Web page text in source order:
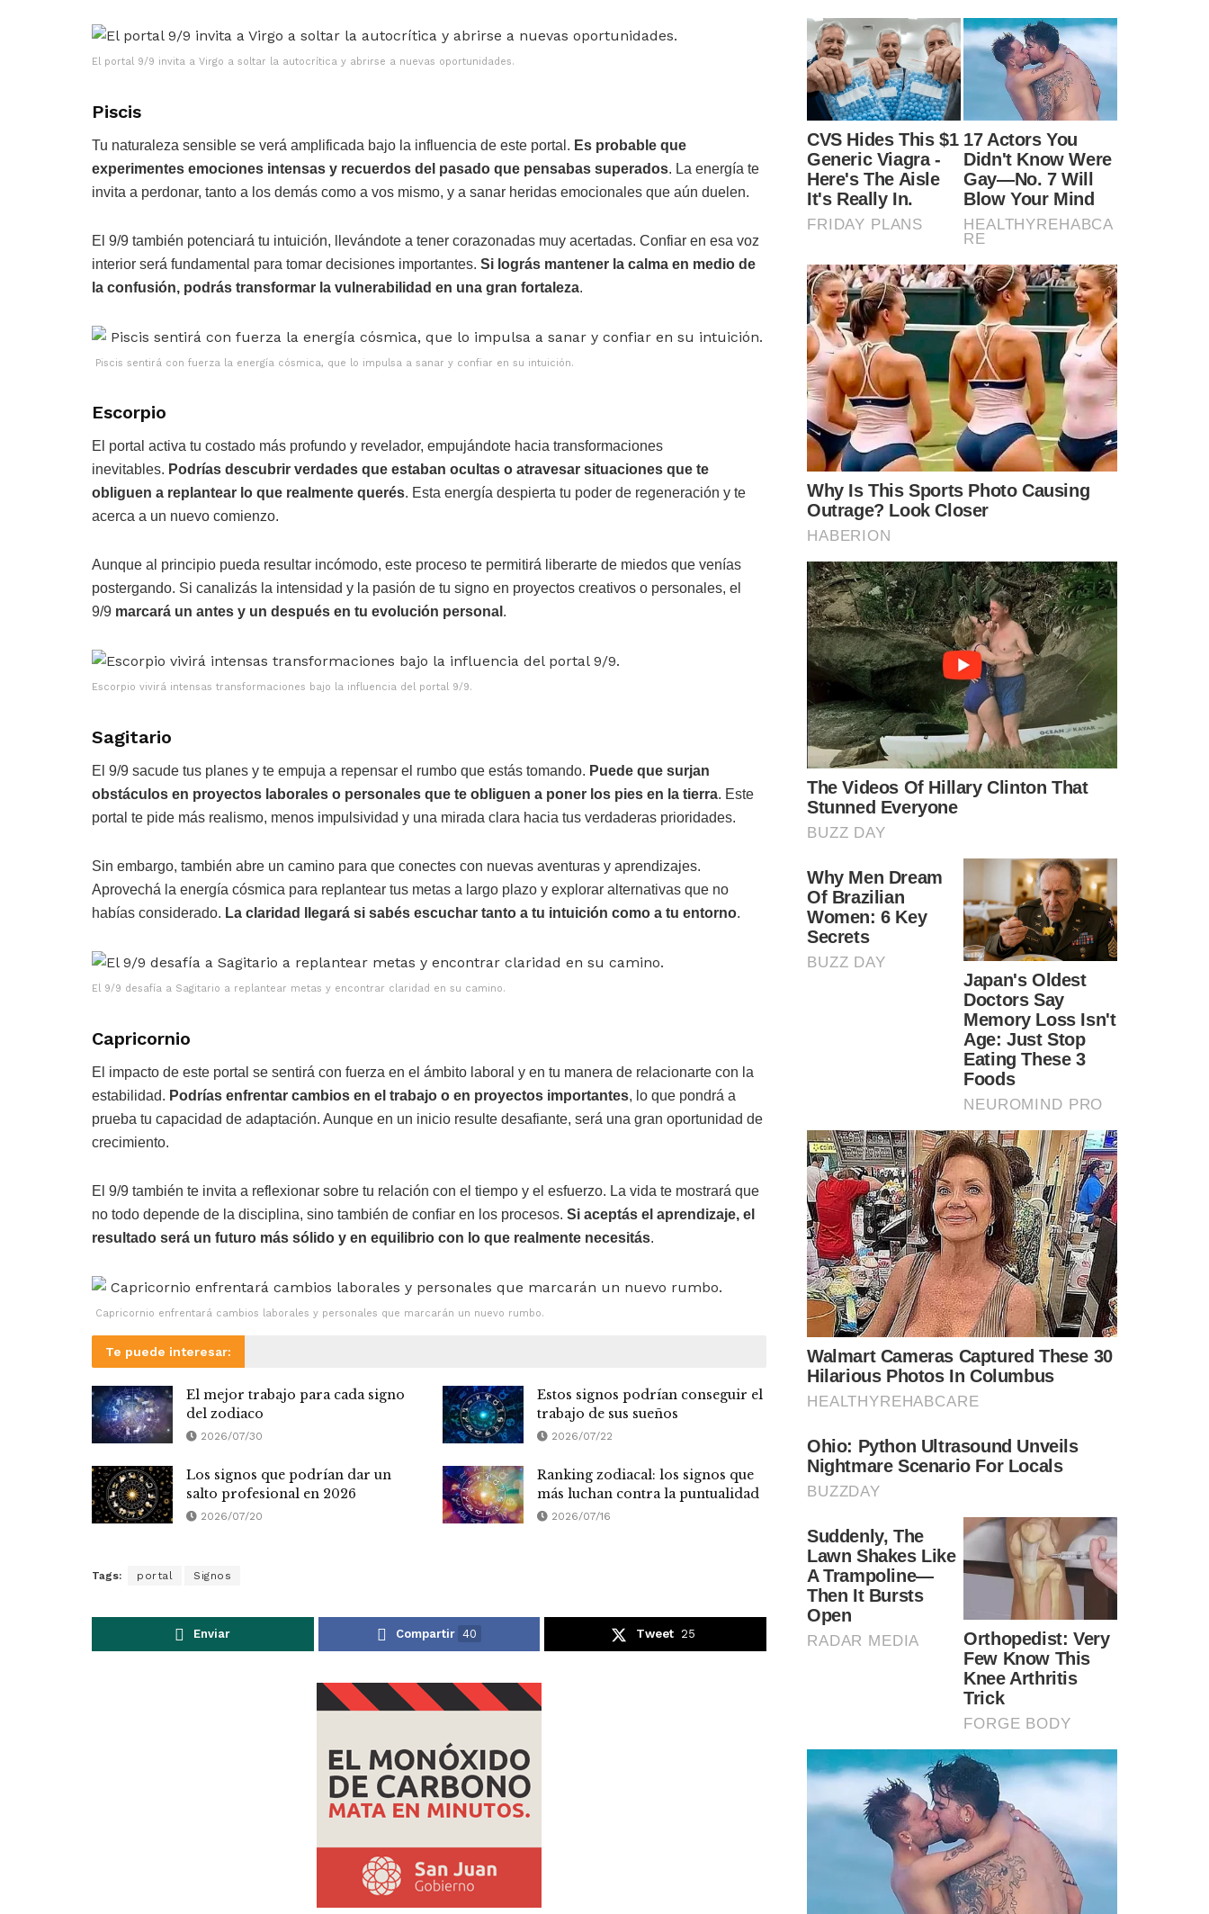
El portal 9/9 invita a Virgo a soltar la autocrítica y abrirse a nuevas oportunidades.
Piscis
Tu naturaleza sensible se verá amplificada bajo la influencia de este portal. Es probable que
experimentes emociones intensas y recuerdos del pasado que pensabas superados. La energía te
invita a perdonar, tanto a los demás como a vos mismo, y a sanar heridas emocionales que aún duelen.
El 9/9 también potenciará tu intuición, llevándote a tener corazonadas muy acertadas. Confiar en esa voz
interior será fundamental para tomar decisiones importantes. Si lográs mantener la calma en medio de
la confusión, podrás transformar la vulnerabilidad en una gran fortaleza.
Piscis sentirá con fuerza la energía cósmica, que lo impulsa a sanar y confiar en su intuición.
Escorpio
El portal activa tu costado más profundo y revelador, empujándote hacia transformaciones
inevitables. Podrías descubrir verdades que estaban ocultas o atravesar situaciones que te
obliguen a replantear lo que realmente querés. Esta energía despierta tu poder de regeneración y te
acerca a un nuevo comienzo.
Aunque al principio pueda resultar incómodo, este proceso te permitirá liberarte de miedos que venías
postergando. Si canalizás la intensidad y la pasión de tu signo en proyectos creativos o personales, el
9/9 marcará un antes y un después en tu evolución personal .
Escorpio vivirá intensas transformaciones bajo la influencia del portal 9/9.
Sagitario
El 9/9 sacude tus planes y te empuja a repensar el rumbo que estás tomando. Puede que surjan
obstáculos en proyectos laborales o personales que te obliguen a poner los pies en la tierra. Este
portal te pide más realismo, menos impulsividad y una mirada clara hacia tus verdaderas prioridades.
Sin embargo, también abre un camino para que conectes con nuevas aventuras y aprendizajes.
Aprovechá la energía cósmica para replantear tus metas a largo plazo y explorar alternativas que no
habías considerado. La claridad llegará si sabés escuchar tanto a tu intuición como a tu entorno.
El 9/9 desafía a Sagitario a replantear metas y encontrar claridad en su camino.
Capricornio
El impacto de este portal se sentirá con fuerza en el ámbito laboral y en tu manera de relacionarte con la
estabilidad. Podrías enfrentar cambios en el trabajo o en proyectos importantes, lo que pondrá a
prueba tu capacidad de adaptación. Aunque en un inicio resulte desafiante, será una gran oportunidad de
crecimiento.
El 9/9 también te invita a reflexionar sobre tu relación con el tiempo y el esfuerzo. La vida te mostrará que
no todo depende de la disciplina, sino también de confiar en los procesos. Si aceptás el aprendizaje, el
resultado será un futuro más sólido y en equilibrio con lo que realmente necesitás.
Capricornio enfrentará cambios laborales y personales que marcarán un nuevo rumbo.
Te puede interesar:
El mejor trabajo para cada signo
del zodiaco
2026/07/30
Estos signos podrían conseguir el
trabajo de sus sueños
2026/07/22
Los signos que podrían dar un
salto profesional en 2026
2026/07/20
Ranking zodiacal: los signos que
más luchan contra la puntualidad
2026/07/16
Tags: portal Signos
Enviar Compartir 40 Tweet 25